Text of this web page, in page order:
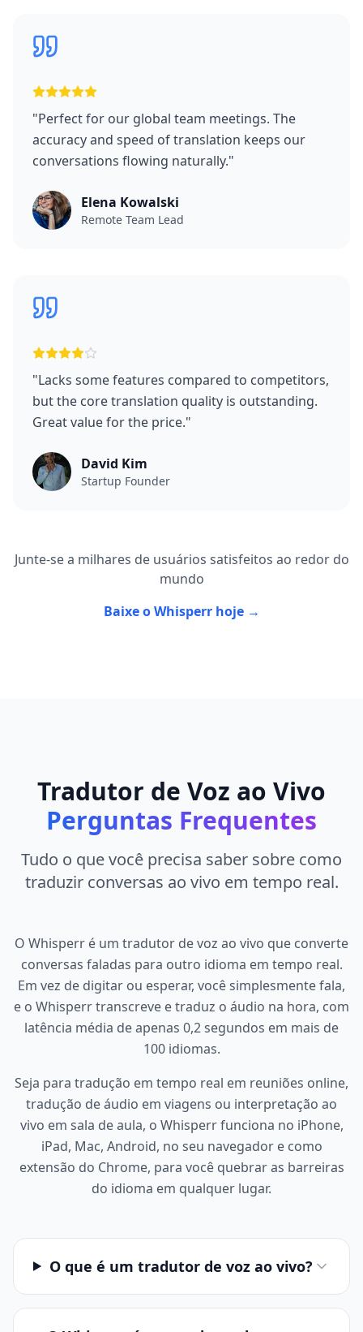
"Perfect for our global team meetings. The
accuracy and speed of translation keeps our
conversations flowing naturally."
Elena Kowalski
Remote Team Lead
"Lacks some features compared to competitors,
but the core translation quality is outstanding.
Great value for the price."
David Kim
Startup Founder
Junte-se a milhares de usuários satisfeitos ao redor do
mundo
Baixe o Whisperr hoje →
Tradutor de Voz ao Vivo
Perguntas Frequentes
Tudo o que você precisa saber sobre como
traduzir conversas ao vivo em tempo real.
O Whisperr é um tradutor de voz ao vivo que converte
conversas faladas para outro idioma em tempo real.
Em vez de digitar ou esperar, você simplesmente fala,
e o Whisperr transcreve e traduz o áudio na hora, com
latência média de apenas 0,2 segundos em mais de
100 idiomas.
Seja para tradução em tempo real em reuniões online,
tradução de áudio em viagens ou interpretação ao
vivo em sala de aula, o Whisperr funciona no iPhone,
iPad, Mac, Android, no seu navegador e como
extensão do Chrome, para você quebrar as barreiras
do idioma em qualquer lugar.
O que é um tradutor de voz ao vivo?